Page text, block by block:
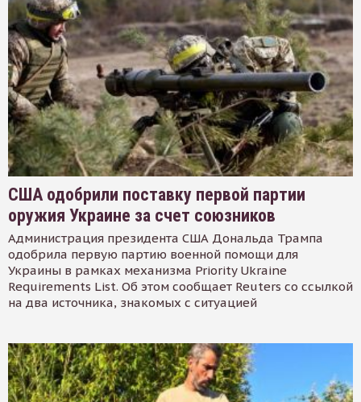
США одобрили поставку первой партии
оружия Украине за счет союзников
Администрация президента США Дональда Трампа
одобрила первую партию военной помощи для
Украины в рамках механизма Priority Ukraine
Requirements List. Об этом сообщает Reuters со ссылкой
на два источника, знакомых с ситуацией